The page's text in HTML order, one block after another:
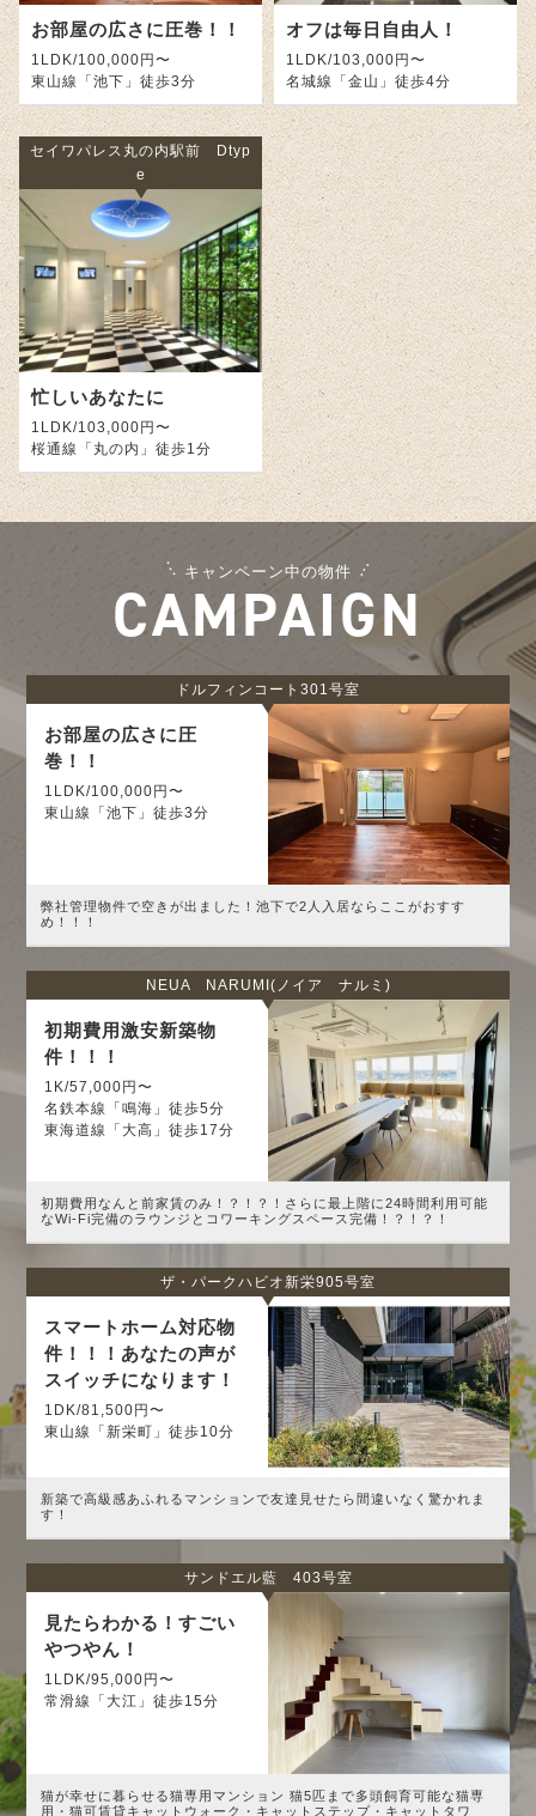
お部屋の広さに圧巻！！
1LDK/100,000円〜
東山線「池下」徒歩3分
オフは毎日自由人！
1LDK/103,000円〜
名城線「金山」徒歩4分
セイワパレス丸の内駅前 Dtyp
e
忙しいあなたに
1LDK/103,000円〜
桜通線「丸の内」徒歩1分
キャンペーン中の物件
CAMPAIGN
ドルフィンコート301号室
お部屋の広さに圧
巻！！
1LDK/100,000円〜
東山線「池下」徒歩3分
弊社管理物件で空きが出ました！池下で2人入居ならここがおすす
め！！！
NEUA NARUMI(ノイア ナルミ)
初期費用激安新築物
件！！！
1K/57,000円〜
名鉄本線「鳴海」徒歩5分
東海道線「大高」徒歩17分
初期費用なんと前家賃のみ！？！？！さらに最上階に24時間利用可能
なWi-Fi完備のラウンジとコワーキングスペース完備！？！？！
ザ・パークハビオ新栄905号室
スマートホーム対応物
件！！！あなたの声が
スイッチになります！
1DK/81,500円〜
東山線「新栄町」徒歩10分
新築で高級感あふれるマンションで友達見せたら間違いなく驚かれま
す！
サンドエル藍 403号室
見たらわかる！すごい
やつやん！
1LDK/95,000円〜
常滑線「大江」徒歩15分
猫が幸せに暮らせる猫専用マンション 猫5匹まで多頭飼育可能な猫専
用・猫可賃貸キャットウォーク・キャットステップ・キャットタワ